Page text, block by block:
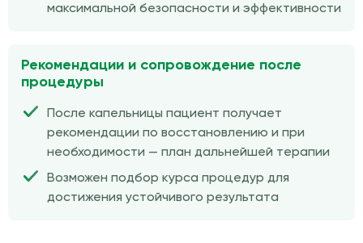
максимальной безопасности и эффективности
Рекомендации и сопровождение после
процедуры
После капельницы пациент получает
рекомендации по восстановлению и при
необходимости — план дальнейшей терапии
Возможен подбор курса процедур для
достижения устойчивого результата